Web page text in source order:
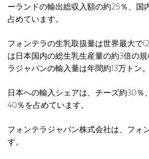
ーランドの輸出総収入額の約25％、国
占めています。
フォンテラの生乳取扱量は世界最大で
は日本国内の総生乳生産量の約3倍の
ラジャパンの輸入量は年間約13万トン。
日本への輸入シェアは、チーズ約30％
40％を占めています。
フォンテラジャパン株式会社は、フォ
す。